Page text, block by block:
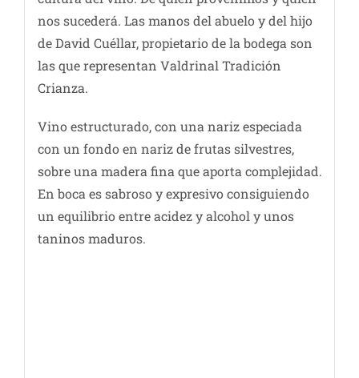
nos sucederá. Las manos del abuelo y del hijo
de David Cuéllar, propietario de la bodega son
las que representan Valdrinal Tradición
Crianza.
Vino estructurado, con una nariz especiada
con un fondo en nariz de frutas silvestres,
sobre una madera fina que aporta complejidad.
En boca es sabroso y expresivo consiguiendo
un equilibrio entre acidez y alcohol y unos
taninos maduros.